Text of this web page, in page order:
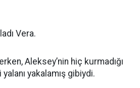
Vera.
Aleksey’nin hiç kurmadığı
yakalamış gibiydi.